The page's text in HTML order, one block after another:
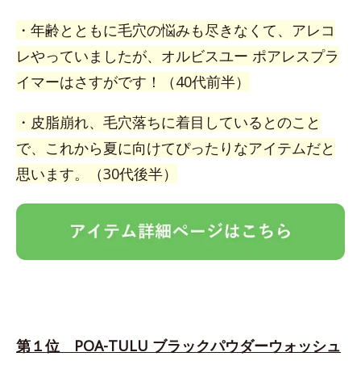
・年齢とともに毛穴の悩みも尽きなくて、アレコ
レやっていましたが、オルビスユー ポアレスプラ
イマーはさすがです！（40代前半）
・皮脂崩れ、毛穴落ちに着目しているとのこと
で、これから夏に向けてぴったりなアイテムだと
思います。（30代後半）
第１位 POA-TULU ブラックパウダーウォッシュ